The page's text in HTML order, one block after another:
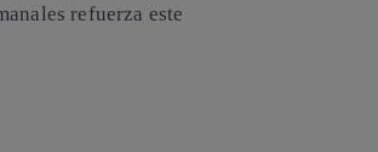
refuerza este